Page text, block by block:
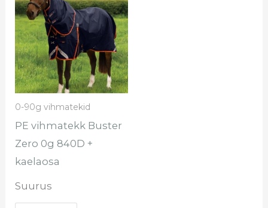
0-90g vihmatekid
PE vihmatekk Buster
Zero 0g 840D +
kaelaosa
Suurus
tootel
mitu
varianti.
Valikuid
saab